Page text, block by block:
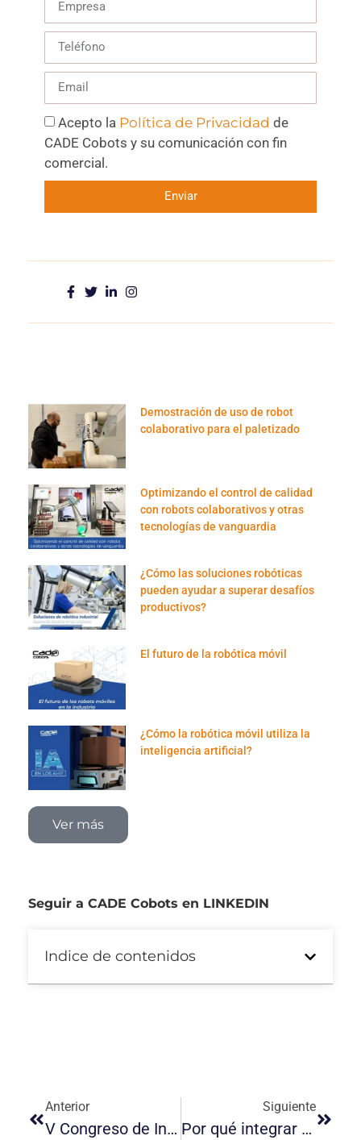
Acepto la Política de Privacidad de
CADE Cobots y su comunicación con fin
comercial.
Enviar
Demostración de uso de robot
colaborativo para el paletizado
Optimizando el control de calidad
con robots colaborativos y otras
tecnologías de vanguardia
¿Cómo las soluciones robóticas
pueden ayudar a superar desafíos
productivos?
El futuro de la robótica móvil
¿Cómo la robótica móvil utiliza la
inteligencia artificial?
Ver más
Seguir a CADE Cobots en LINKEDIN
Indice de contenidos
Anterior
V Congreso de Industria Conectada | CIC
Siguiente
Por qué integrar robótica colaborativa en la industria electrónica